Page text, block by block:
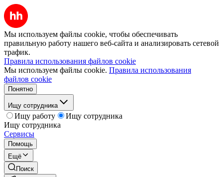
Мы используем файлы cookie, чтобы обеспечивать
правильную работу нашего веб-сайта и анализировать сетевой
трафик.
Правила использования файлов cookie
Мы используем файлы cookie. Правила использования
файлов cookie
Понятно
Ищу сотрудника
Ищу работу
Ищу сотрудника
Ищу сотрудника
Сервисы
Помощь
Ещё
Поиск